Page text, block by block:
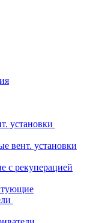
установки
вент. установки
с рекуперацией